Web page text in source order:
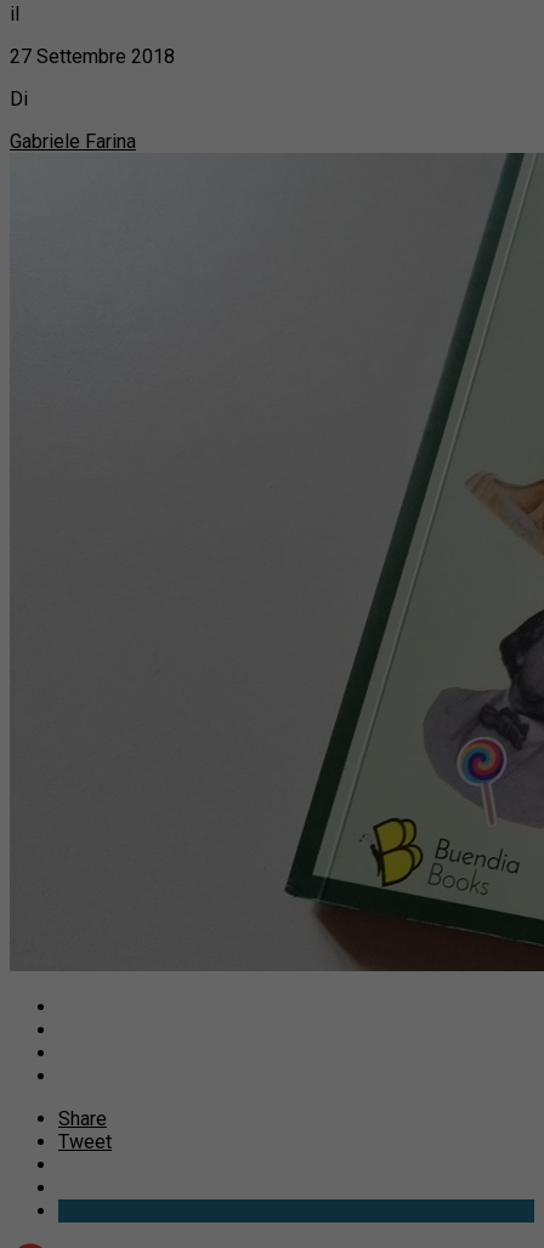
il
27 Settembre 2018
Di
Gabriele Farina
Share
Tweet